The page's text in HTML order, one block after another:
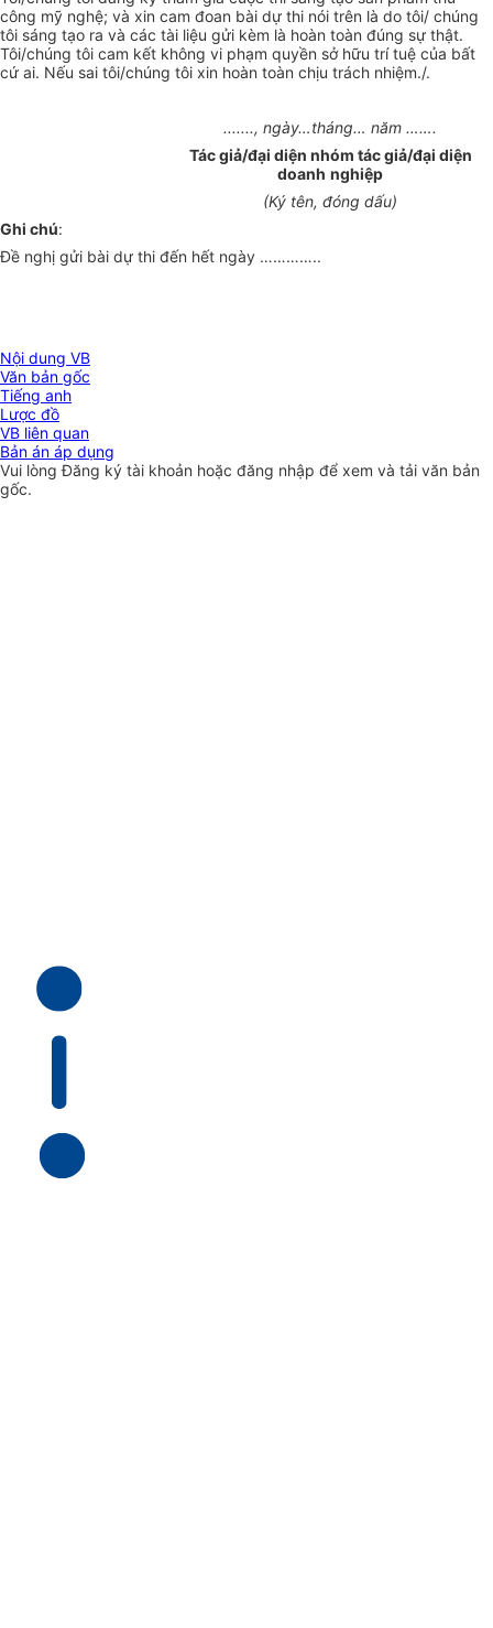
công mỹ nghệ; và xin cam đoan bài dự thi nói trên là do tôi/ chúng
tôi sáng tạo ra và các tài liệu gửi kèm là hoàn toàn đúng sự thật.
Tôi/chúng tôi cam kết không vi phạm quyền sở hữu trí tuệ của bất
cứ ai. Nếu sai tôi/chúng tôi xin hoàn toàn chịu trách nhiệm./.
......., ngày…tháng… năm …….
Tác giả/đại diện nhóm tác giả/đại diện
doanh nghiệp
(Ký tên, đóng dấu)
Ghi chú:
Đề nghị gửi bài dự thi đến hết ngày …………..
Nội dung VB
Văn bản gốc
Tiếng anh
Lược đồ
VB liên quan
Bản án áp dụng
Vui lòngĐăng ký tài khoản hoặc đăng nhập để xem và tải văn bản
gốc.